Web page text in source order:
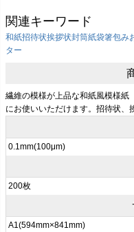
関連キーワード
和紙招待状挨拶状封筒紙袋箸包み
ター
繊維の模様が上品な和紙風模様紙
にお使いいただけます。招待状、
0.1mm(100μm)
200枚
A1(594mm×841mm)